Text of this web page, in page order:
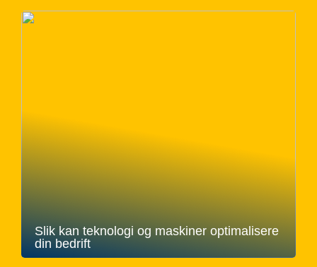
Slik kan teknologi og maskiner optimalisere
din bedrift